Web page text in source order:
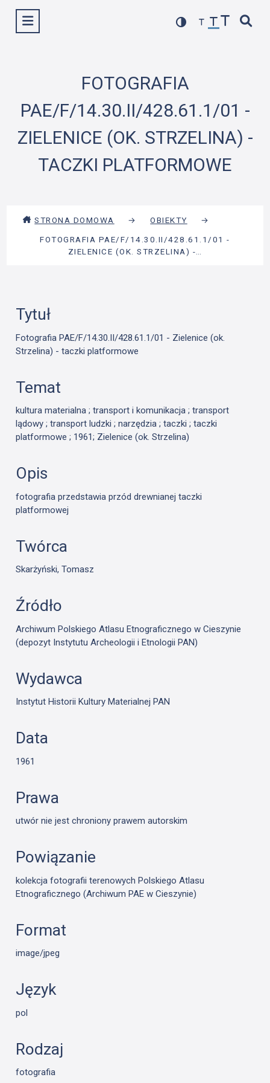
Wyświetl menu
FOTOGRAFIA
PAE/F/14.30.II/428.61.1/01 -
ZIELENICE (OK. STRZELINA) -
TACZKI PLATFORMOWE
STRONA DOMOWA → OBIEKTY
→
FOTOGRAFIA PAE/F/14.30.II/428.61.1/01 -
ZIELENICE (OK. STRZELINA) -…
Tytuł
Fotografia PAE/F/14.30.II/428.61.1/01 - Zielenice (ok.
Strzelina) - taczki platformowe
Temat
kultura materialna ; transport i komunikacja ; transport
lądowy ; transport ludzki ; narzędzia ; taczki ; taczki
platformowe ; 1961; Zielenice (ok. Strzelina)
Opis
fotografia przedstawia przód drewnianej taczki
platformowej
Twórca
Skarżyński, Tomasz
Źródło
Archiwum Polskiego Atlasu Etnograficznego w Cieszynie
(depozyt Instytutu Archeologii i Etnologii PAN)
Wydawca
Instytut Historii Kultury Materialnej PAN
Data
1961
Prawa
utwór nie jest chroniony prawem autorskim
Powiązanie
kolekcja fotografii terenowych Polskiego Atlasu
Etnograficznego (Archiwum PAE w Cieszynie)
Format
image/jpeg
Język
pol
Rodzaj
fotografia